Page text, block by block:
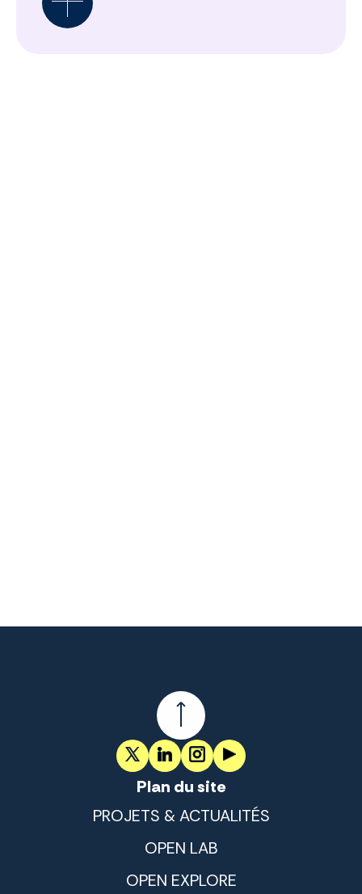
Plan du site
PROJETS & ACTUALITÉS
OPEN LAB
OPEN EXPLORE